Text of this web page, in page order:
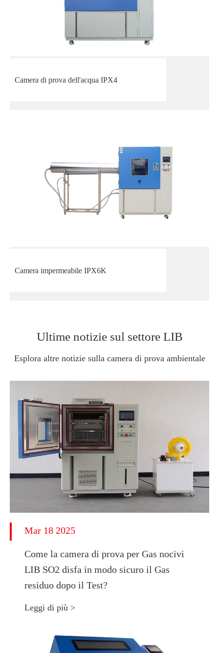
Camera di prova dell'acqua IPX4
Camera impermeabile IPX6K
Ultime notizie sul settore LIB
Esplora altre notizie sulla camera di prova ambientale
Mar 18 2025
Come la camera di prova per Gas nocivi
LIB SO2 disfa in modo sicuro il Gas
residuo dopo il Test?
Leggi di più >